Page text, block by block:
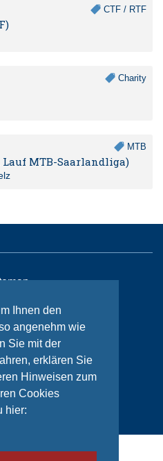
Ihnen den
angenehm wie
Sie mit der
erklären Sie
Hinweisen zum
Cookies
hier:
CTF / RTF
Charity
MTB
Lauf MTB-Saarlandliga)
2026